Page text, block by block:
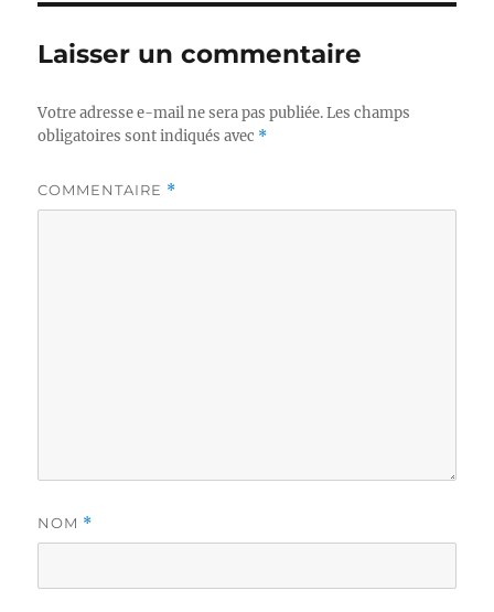
Laisser un commentaire
Votre adresse e-mail ne sera pas publiée. Les champs
obligatoires sont indiqués avec *
COMMENTAIRE *
NOM *